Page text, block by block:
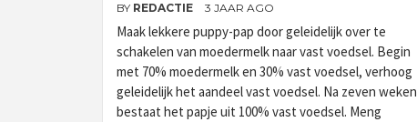
BY REDACTIE 3 JAAR AGO
Maak lekkere puppy-pap door geleidelijk over te
schakelen van moedermelk naar vast voedsel. Begin
met 70% moedermelk en 30% vast voedsel, verhoog
geleidelijk het aandeel vast voedsel. Na zeven weken
bestaat het papje uit 100% vast voedsel. Meng